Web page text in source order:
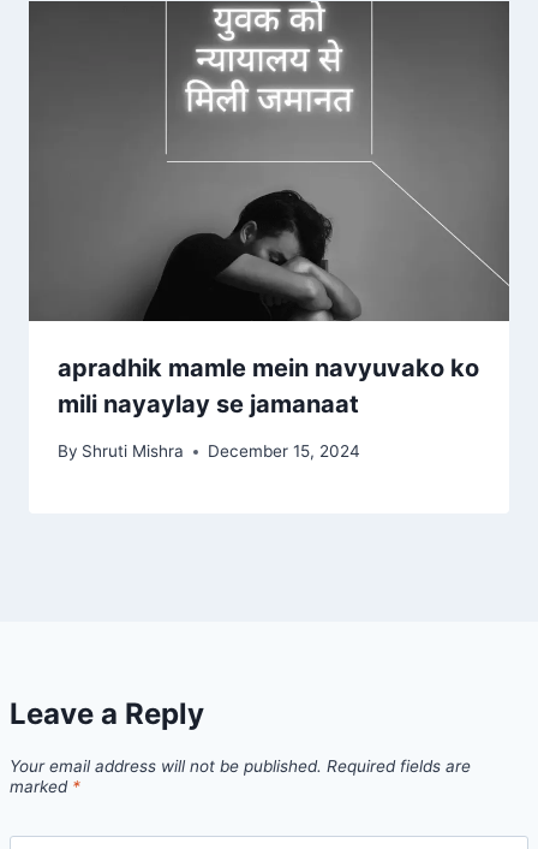
apradhik mamle mein navyuvako ko
mili nayaylay se jamanaat
By Shruti Mishra December 15, 2024
Leave a Reply
Your email address will not be published. Required fields are
marked *